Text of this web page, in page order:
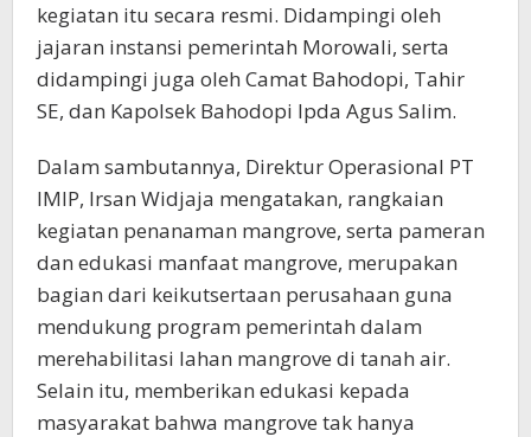
kegiatan itu secara resmi. Didampingi oleh
jajaran instansi pemerintah Morowali, serta
didampingi juga oleh Camat Bahodopi, Tahir
SE, dan Kapolsek Bahodopi Ipda Agus Salim.
Dalam sambutannya, Direktur Operasional PT
IMIP, Irsan Widjaja mengatakan, rangkaian
kegiatan penanaman mangrove, serta pameran
dan edukasi manfaat mangrove, merupakan
bagian dari keikutsertaan perusahaan guna
mendukung program pemerintah dalam
merehabilitasi lahan mangrove di tanah air.
Selain itu, memberikan edukasi kepada
masyarakat bahwa mangrove tak hanya